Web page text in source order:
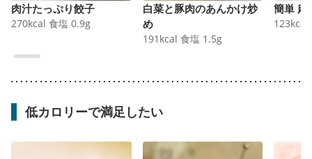
肉汁たっぷり餃子
270kcal 食塩 0.9g
白菜と豚肉のあんかけ炒
め
191 kcal 食塩 1.5g
簡単 麻
123kcal
低カロリーで満足したい